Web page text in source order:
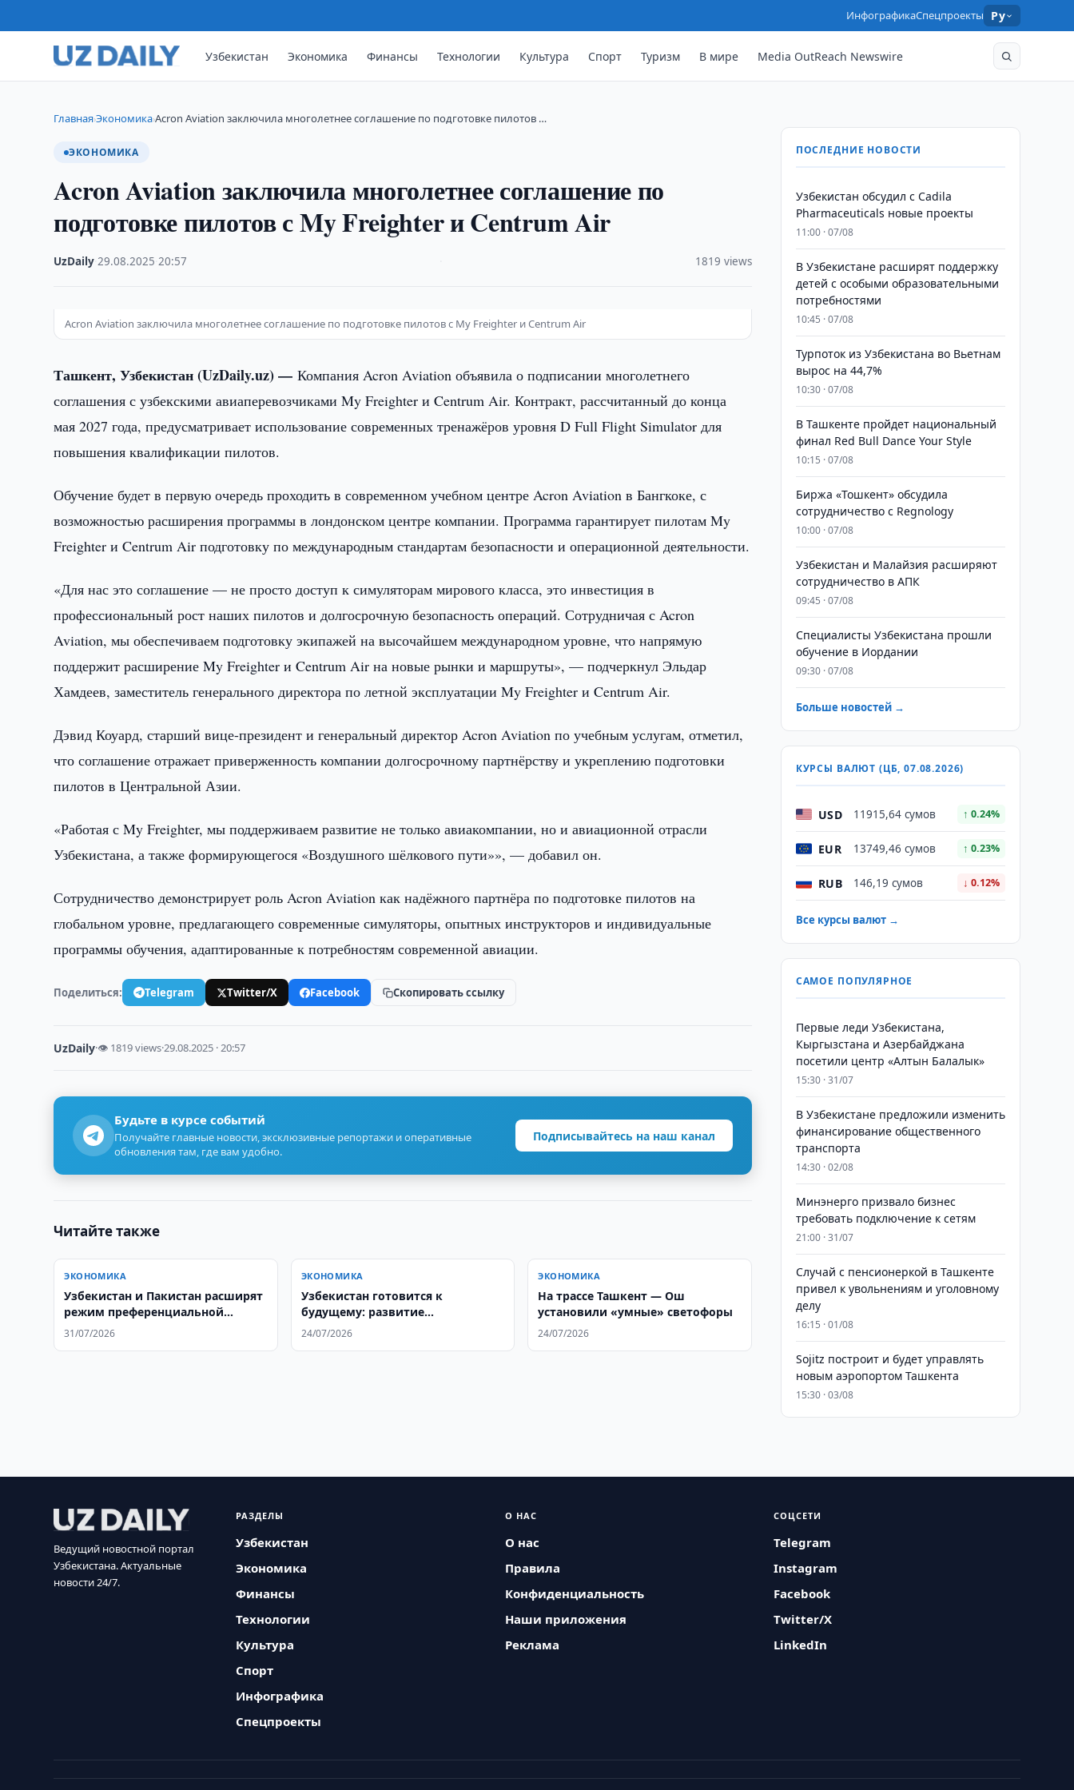
ИнфографикаСпецпроекты Ру
Узбекистан Экономика Финансы Технологии Культура Спорт Туризм В мире Media OutReach Newswire
Главная›Экономика›Acron Aviation заключила многолетнее соглашение по подготовке пилотов …
ЭКОНОМИКА
Acron Aviation заключила многолетнее соглашение по
подготовке пилотов с My Freighter и Centrum Air
UzDaily ·29.08.2025 ·20:57 1819 views
Acron Aviation заключила многолетнее соглашение по подготовке пилотов с My Freighter и Centrum Air
Ташкент, Узбекистан (UzDaily.uz) —Компания Acron Aviation объявила о подписании многолетнего
соглашения с узбекскими авиаперевозчиками My Freighter и Centrum Air. Контракт, рассчитанный до конца
мая 2027 года, предусматривает использование современных тренажёров уровня D Full Flight Simulator для
повышения квалификации пилотов.
Обучение будет в первую очередь проходить в современном учебном центре Acron Aviation в Бангкоке, с
возможностью расширения программы в лондонском центре компании. Программа гарантирует пилотам My
Freighter и Centrum Air подготовку по международным стандартам безопасности и операционной деятельности.
«Для нас это соглашение — не просто доступ к симуляторам мирового класса, это инвестиция в
профессиональный рост наших пилотов и долгосрочную безопасность операций. Сотрудничая с Acron
Aviation, мы обеспечиваем подготовку экипажей на высочайшем международном уровне, что напрямую
поддержит расширение My Freighter и Centrum Air на новые рынки и маршруты», — подчеркнул Эльдар
Хамдеев, заместитель генерального директора по летной эксплуатации My Freighter и Centrum Air.
Дэвид Коуард, старший вице-президент и генеральный директор Acron Aviation по учебным услугам, отметил,
что соглашение отражает приверженность компании долгосрочному партнёрству и укреплению подготовки
пилотов в Центральной Азии.
«Работая с My Freighter, мы поддерживаем развитие не только авиакомпании, но и авиационной отрасли
Узбекистана, а также формирующегося «Воздушного шёлкового пути»», — добавил он.
Сотрудничество демонстрирует роль Acron Aviation как надёжного партнёра по подготовке пилотов на
глобальном уровне, предлагающего современные симуляторы, опытных инструкторов и индивидуальные
программы обучения, адаптированные к потребностям современной авиации.
Поделиться: Telegram Twitter/X Facebook Скопировать ссылку
UzDaily·👁 1819 views·29.08.2025 · 20:57
Будьте в курсе событий
Получайте главные новости, эксклюзивные репортажи и оперативные
обновления там, где вам удобно.
Подписывайтесь на наш канал
Читайте также
ЭКОНОМИКА
Узбекистан и Пакистан расширят
режим преференциальной
торговли
31/07/2026
ЭКОНОМИКА
Узбекистан готовится к
будущему: развитие
человеческого капитала и рынка
24/07/2026
ЭКОНОМИКА
На трассе Ташкент — Ош
установили «умные» светофоры
24/07/2026
ПОСЛЕДНИЕ НОВОСТИ
Узбекистан обсудил с Cadila
Pharmaceuticals новые проекты
11:00 · 07/08
В Узбекистане расширят поддержку
детей с особыми образовательными
потребностями
10:45 · 07/08
Турпоток из Узбекистана во Вьетнам
вырос на 44,7%
10:30 · 07/08
В Ташкенте пройдет национальный
финал Red Bull Dance Your Style
10:15 · 07/08
Биржа «Тошкент» обсудила
сотрудничество с Regnology
10:00 · 07/08
Узбекистан и Малайзия расширяют
сотрудничество в АПК
09:45 · 07/08
Специалисты Узбекистана прошли
обучение в Иордании
09:30 · 07/08
Больше новостей →
КУРСЫ ВАЛЮТ (ЦБ, 07.08.2026)
USD 11915,64 сумов ↑ 0.24%
EUR 13749,46 сумов ↑ 0.23%
RUB 146,19 сумов ↓ 0.12%
Все курсы валют →
САМОЕ ПОПУЛЯРНОЕ
Первые леди Узбекистана,
Кыргызстана и Азербайджана
посетили центр «Алтын Балалык»
15:30 · 31/07
В Узбекистане предложили изменить
финансирование общественного
транспорта
14:30 · 02/08
Минэнерго призвало бизнес
требовать подключение к сетям
21:00 · 31/07
Случай с пенсионеркой в Ташкенте
привел к увольнениям и уголовному
делу
16:15 · 01/08
Sojitz построит и будет управлять
новым аэропортом Ташкента
15:30 · 03/08
Ведущий новостной портал
Узбекистана. Актуальные
новости 24/7.
РАЗДЕЛЫ
Узбекистан
Экономика
Финансы
Технологии
Культура
Спорт
Инфографика
Спецпроекты
О НАС
О нас
Правила
Конфиденциальность
Наши приложения
Реклама
СОЦСЕТИ
Telegram
Instagram
Facebook
Twitter/X
LinkedIn